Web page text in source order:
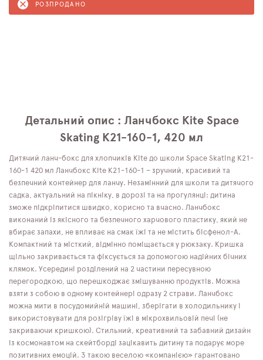
РОЗПРОДАНО
Детальний опис : Ланчбокс Kite Space
Skating K21-160-1, 420 мл
Дитячий ланч-бокс для хлопчиків Kite до школи Space Skating K21-
160-1 420 мл Ланчбокс Kite K21-160-1 – зручний, красивий та
безпечний контейнер для ланчу. Незамінний для школи та дитячого
садка, актуальний на пікніку, в дорозі та на прогулянці: дитина
зможе підкріпитися швидко, корисно та вчасно. Ланчбокс
виконаний із якісного та безпечного харчового пластику, який не
вбирає запахи, не впливає на смак їжі та не містить бісфенол-А.
Компактний та місткий, відмінно поміщається у рюкзаку. Кришка
щільно закривається та фіксується за допомогою надійних бічних
клямок. Усередині розділений на 2 частини пересувною
перегородкою, що перешкоджає змішуванню продуктів. Можна
взяти з собою в одному контейнері одразу 2 страви. Ланчбокс
можна мити в посудомийній машині, зберігати в холодильнику і
використовувати для розігріву їжі в мікрохвильовій печі (не
закриваючи кришкою). Стильний, креативний та забавний дизайн
із космонавтом на скейтборді зацікавить дитину та подарує море
позитивних емоцій. З такою веселою «компанією» гарантовано